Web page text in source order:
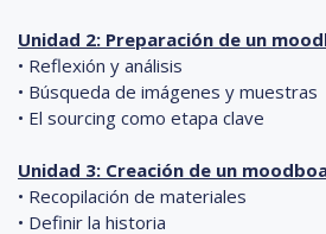
Unidad 2: Preparación de un
• Reflexión y análisis
• Búsqueda de imágenes y muestras
• El sourcing como etapa clave
Unidad 3: Creación de un
• Recopilación de materiales
• Definir la historia